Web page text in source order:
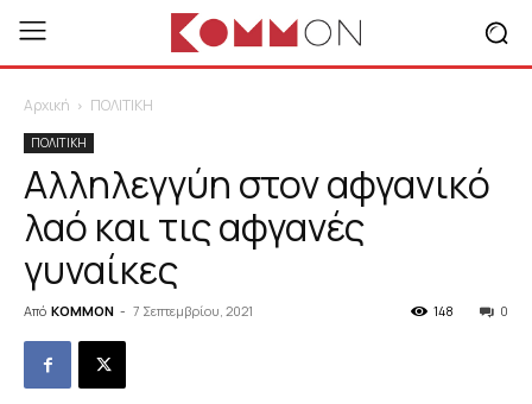
Αρχική ΠΟΛΙΤΙΚΗ
ΠΟΛΙΤΙΚΗ
Αλληλεγγύη στον αφγανικό
λαό και τις αφγανές
γυναίκες
Από KOMMON - 7 Σεπτεμβρίου, 2021 0
148